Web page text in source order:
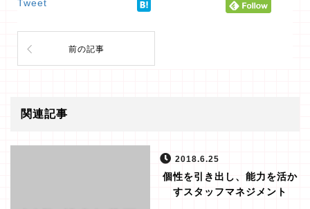
Tweet
前の記事
関連記事
2018.6.25
個性を引き出し、能力を活か
すスタッフマネジメント